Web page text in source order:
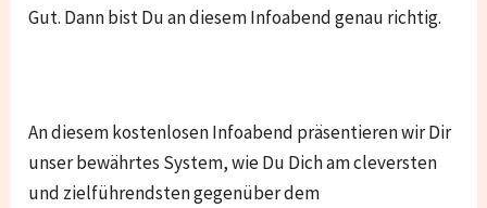
Gut. Dann bist Du an diesem Infoabend genau richtig.
An diesem kostenlosen Infoabend präsentieren wir Dir
unser bewährtes System, wie Du Dich am cleversten
und zielführendsten gegenüber dem